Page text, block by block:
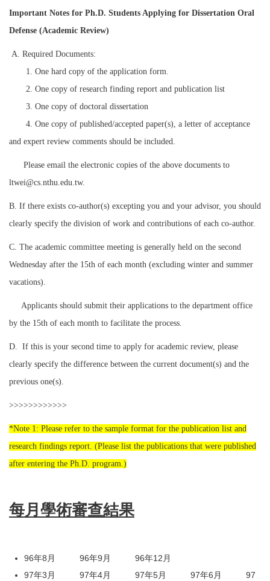
Important Notes for Ph.D. Students Applying for Dissertation Oral
Defense (Academic Review)
A. Required Documents:
1. One hard copy of the application form.
2. One copy of research finding report and publication list
3. One copy of doctoral dissertation
4. One copy of published/accepted paper(s), a letter of acceptance
and expert review comments should be included.
Please email the electronic copies of the above documents to
ltwei@cs.nthu.edu.tw.
B. If there exists co-author(s) excepting you and your advisor, you should
clearly specify the division of work and contributions of each co-author.
C. The academic committee meeting is generally held on the second
Wednesday after the 15th of each month (excluding winter and summer
vacations).
Applicants should submit their applications to the department office
by the 15th of each month to facilitate the process.
D. If this is your second time to apply for academic review, please
clearly specify the difference between the current document(s) and the
previous one(s).
>>>>>>>>>>>>
*Note 1: Please refer to the sample format for the publication list and
research findings report. (Please list the publications that were published
after entering the Ph.D. program.)
每月學術審查結果
96年8月 96年9月
96年12月
97年3月
97年4月 97年5月 97年6月
97